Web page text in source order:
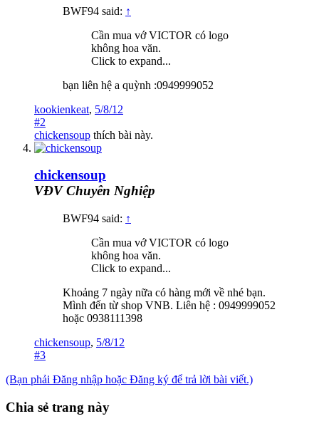
BWF94 said: ↑
Cần mua vớ VICTOR có logo
không hoa văn.
Click to expand...
bạn liên hệ a quỳnh :0949999052
kookienkeat, 5/8/12
#2
chickensoup thích bài này.
chickensoup
VĐV Chuyên Nghiệp
BWF94 said: ↑
Cần mua vớ VICTOR có logo
không hoa văn.
Click to expand...
Khoảng 7 ngày nữa có hàng mới về nhé bạn.
Mình đến từ shop VNB. Liên hệ : 0949999052
hoặc 0938111398
chickensoup, 5/8/12
#3
(Bạn phải Đăng nhập hoặc Đăng ký để trả lời bài viết.)
Chia sẻ trang này